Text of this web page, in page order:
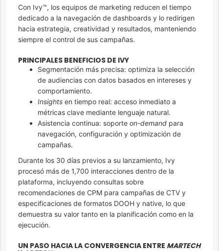
Con Ivy™, los equipos de marketing reducen el tiempo
dedicado a la navegación de dashboards y lo redirigen
hacia estrategia, creatividad y resultados, manteniendo
siempre el control de sus campañas.
PRINCIPALES BENEFICIOS DE IVY
Segmentación más precisa: optimiza la selección
de audiencias con datos basados en intereses y
comportamiento.
Insights en tiempo real: acceso inmediato a
métricas clave mediante lenguaje natural.
Asistencia continua: soporte on-demand para
navegación, configuración y optimización de
campañas.
Durante los 30 días previos a su lanzamiento, Ivy
procesó más de 1,700 interacciones dentro de la
plataforma, incluyendo consultas sobre
recomendaciones de CPM para campañas de CTV y
especificaciones de formatos DOOH y native, lo que
demuestra su valor tanto en la planificación como en la
ejecución.
UN PASO HACIA LA CONVERGENCIA ENTRE MARTECH